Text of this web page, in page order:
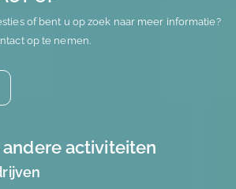
of bent u op zoek naar meer informatie?
op te nemen.
activiteiten